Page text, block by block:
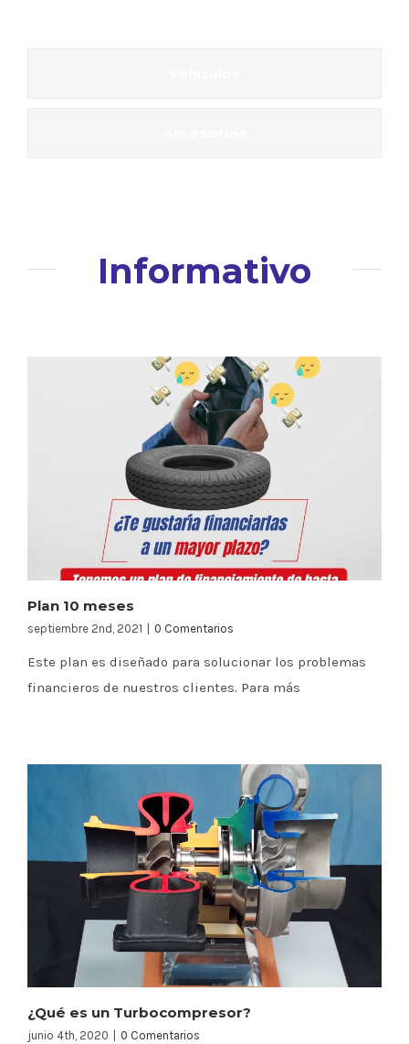
Informativo
Plan 10 meses
septiembre 2nd, 2021 0 Comentarios
Este plan es diseñado para solucionar los problemas
financieros de nuestros clientes. Para más
¿Qué es un Turbocompresor?
junio 4th, 2020 0 Comentarios